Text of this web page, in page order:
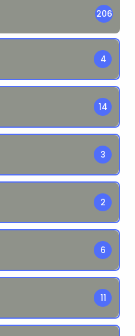
206
4
14
3
2
6
11